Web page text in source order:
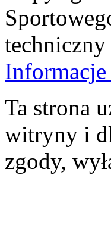
Ta strona
witryny i
zgody,